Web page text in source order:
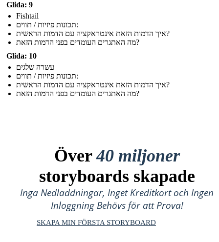
Glida: 9
Fishtail
תכונות פיזיות / תווים:
איך הדמות הזאת אינטראקציה עם הדמות הראשית?
מה האתגרים העומדים בפני הדמות הזאת?
Glida: 10
עשרה שלגים
תכונות פיזיות / תווים:
איך הדמות הזאת אינטראקציה עם הדמות הראשית?
מה האתגרים העומדים בפני הדמות הזאת?
Över40 miljoner
storyboards skapade
Inga Nedladdningar, Inget Kreditkort och Ingen
Inloggning Behövs för att Prova!
SKAPA MIN FÖRSTA STORYBOARD